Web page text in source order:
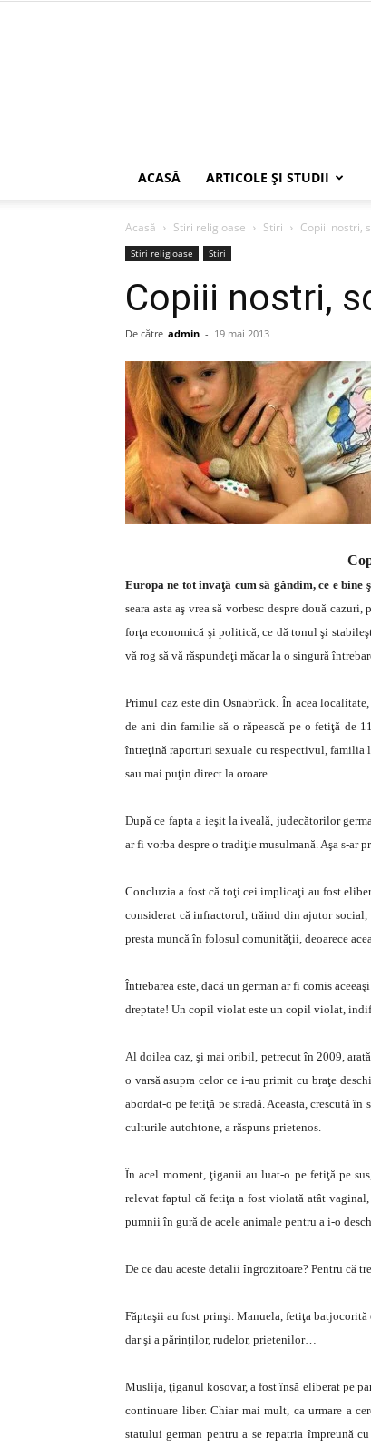
ACASĂ ARTICOLE ŞI STUDII
Acasă Stiri religioase Stiri Copiii nostri,
Stiri religioase Stiri
Copiii nostri,
De către admin - 19 mai 2013
Europa ne tot învaţă cum să gândim, ce e bine
seara asta aş vrea să vorbesc despre două
forţa economică şi politică, ce dă tonul şi
vă rog să vă răspundeţi măcar la o singură
Primul caz este din Osnabrück. În acea
de ani din familie să o răpească pe o fetiţă de
întreţină raporturi sexuale cu respectivul, familia
sau mai puţin direct la oroare.
După ce fapta a ieşit la iveală, judecătorilor
ar fi vorba despre o tradiţie musulmană. Aşa s-ar
Concluzia a fost că toţi cei implicaţi au fost
considerat că infractorul, trăind din ajutor
presta muncă în folosul comunităţii, deoarece
Întrebarea este, dacă un german ar fi comis
dreptate! Un copil violat este un copil violat,
Al doilea caz, şi mai oribil, petrecut în 2009,
o varsă asupra celor ce i-au primit cu braţe
abordat-o pe fetiţă pe stradă. Aceasta, crescută
culturile autohtone, a răspuns prietenos.
În acel moment, ţiganii au luat-o pe fetiţă pe
relevat faptul că fetiţa a fost violată atât
pumnii în gură de acele animale pentru a i-o
De ce dau aceste detalii îngrozitoare? Pentru că
Făptaşii au fost prinşi. Manuela, fetiţa
dar şi a părinţilor, rudelor, prietenilor…
Muslija, ţiganul kosovar, a fost însă eliberat pe
continuare liber. Chiar mai mult, ca urmare a
statului german pentru a se repatria împreună